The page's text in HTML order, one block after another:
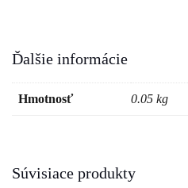
Ďalšie informácie
Hmotnosť 0.05 kg
Súvisiace produkty